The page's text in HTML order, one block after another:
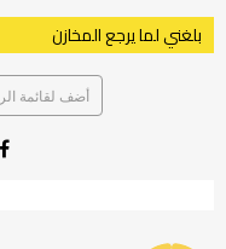
بلغني لما يرجع المخازن
أضف لقائمة